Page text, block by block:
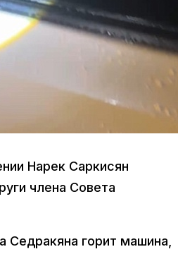
Нарек Саркисян
члена Совета
Седракяна горит машина,